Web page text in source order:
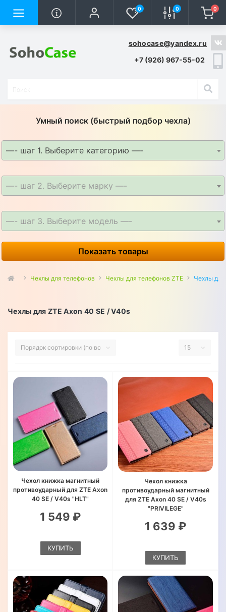
0 0 0
sohocase@yandex.ru
+7 (926) 967-55-02
Умный поиск (быстрый подбор чехла)
—- шаг 1. Выберите категорию —-
—- шаг 2. Выберите марку —-
—- шаг 3. Выберите модель —-
Показать товары
Чехлы для телефонов Чехлы для телефонов ZTE Чехлы для
Чехлы для ZTE Axon 40 SE / V40s
Чехол книжка магнитный
противоударный для ZTE Axon
40 SE / V40s "HLT"
1 549 ₽
КУПИТЬ
Чехол книжка
противоударный магнитный
для ZTE Axon 40 SE / V40s
"PRIVILEGE"
1 639 ₽
КУПИТЬ